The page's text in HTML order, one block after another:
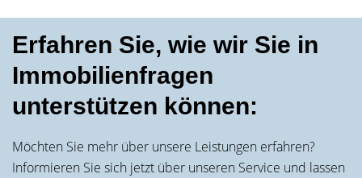
Erfahren Sie, wie wir Sie in
Immobilienfragen
unterstützen können:
Möchten Sie mehr über unsere Leistungen erfahren?
Informieren Sie sich jetzt über unseren Service und lassen